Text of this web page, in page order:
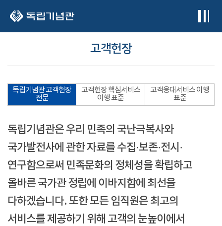
고객헌장
독립기념관 고객헌장
전문
고객헌장 핵심서비스
이행 표준
고객응대서비스 이행
표준
독립기념관은 우리 민족의 국난극복사와
국가발전사에 관한 자료를 수집·보존·전시·
연구함으로써 민족문화의 정체성을 확립하고
올바른 국가관 정립에 이바지함에 최선을
다하겠습니다. 또한 모든 임직원은 최고의
서비스를 제공하기 위해 고객의 눈높이에서